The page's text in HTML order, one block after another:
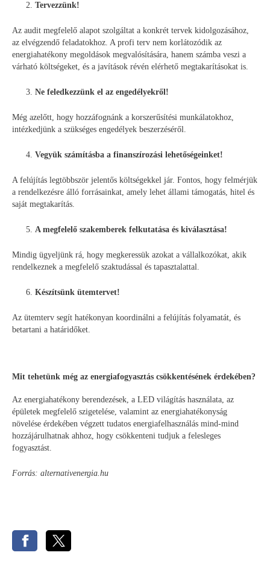
Tervezzünk!
Az audit megfelelő alapot szolgáltat a konkrét tervek kidolgozásához,
az elvégzendő feladatokhoz. A profi terv nem korlátozódik az
energiahatékony megoldások megvalósítására, hanem számba veszi a
várható költségeket, és a javítások révén elérhető megtakarításokat is.
Ne feledkezzünk el az engedélyekről!
Még azelőtt, hogy hozzáfognánk a korszerűsítési munkálatokhoz,
intézkedjünk a szükséges engedélyek beszerzéséről.
Vegyük számításba a finanszírozási lehetőségeinket!
A felújítás legtöbbször jelentős költségekkel jár. Fontos, hogy felmérjük
a rendelkezésre álló forrásainkat, amely lehet állami támogatás, hitel és
saját megtakarítás.
A megfelelő szakemberek felkutatása és kiválasztása!
Mindig ügyeljünk rá, hogy megkeressük azokat a vállalkozókat, akik
rendelkeznek a megfelelő szaktudással és tapasztalattal.
Készítsünk ütemtervet!
Az ütemterv segít hatékonyan koordinálni a felújítás folyamatát, és
betartani a határidőket.
Mit tehetünk még az energiafogyasztás csökkentésének érdekében?
Az energiahatékony berendezések, a LED világítás használata, az
épületek megfelelő szigetelése, valamint az energiahatékonyság
növelése érdekében végzett tudatos energiafelhasználás mind-mind
hozzájárulhatnak ahhoz, hogy csökkenteni tudjuk a felesleges
fogyasztást.
Forrás: alternativenergia.hu